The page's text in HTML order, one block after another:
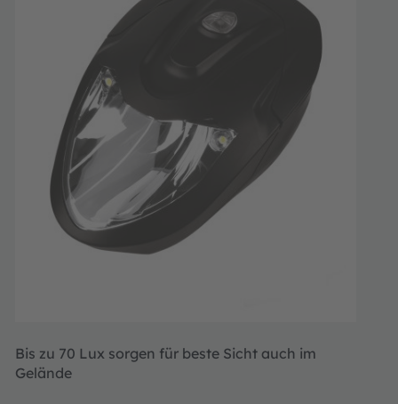
Bis zu 70 Lux sorgen für beste Sicht auch im
Gelände